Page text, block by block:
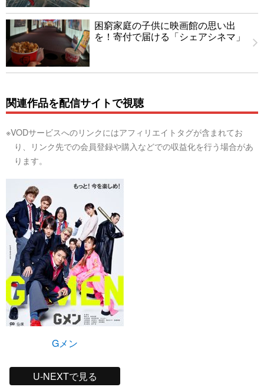
困窮家庭の子供に映画館の思い出
を！寄付で届ける「シェアシネマ」
関連作品を配信サイトで視聴
※VODサービスへのリンクにはアフィリエイトタグが含まれてお
り、リンク先での会員登録や購入などでの収益化を行う場合があ
ります。
Gメン
U-NEXTで見る